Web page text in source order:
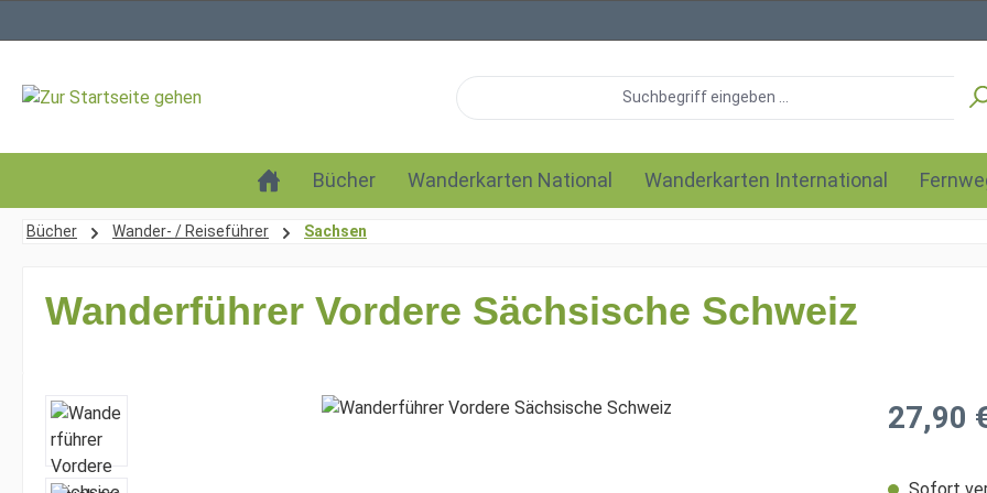
Bücher Wanderkarten National Wanderkarten International
Bücher Wander- / Reiseführer Sachsen
Wanderführer Vordere Sächsische Schweiz
Bildergalerie überspringen Regulärer
27,90